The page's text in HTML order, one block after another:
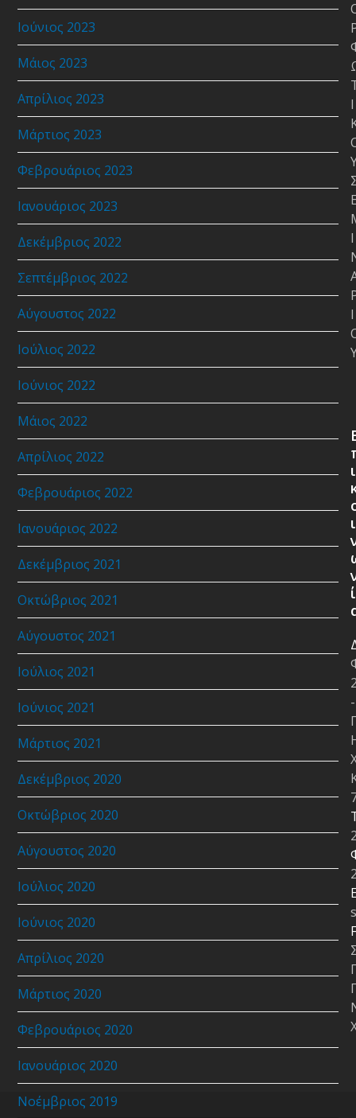
Ιούνιος 2023
Μάιος 2023
Απρίλιος 2023
Μάρτιος 2023
Φεβρουάριος 2023
Ιανουάριος 2023
Δεκέμβριος 2022
Σεπτέμβριος 2022
Αύγουστος 2022
Ιούλιος 2022
Ιούνιος 2022
Μάιος 2022
Απρίλιος 2022
Φεβρουάριος 2022
Ιανουάριος 2022
Δεκέμβριος 2021
Οκτώβριος 2021
Αύγουστος 2021
Ιούλιος 2021
Ιούνιος 2021
Μάρτιος 2021
Δεκέμβριος 2020
Οκτώβριος 2020
Αύγουστος 2020
Ιούλιος 2020
Ιούνιος 2020
Απρίλιος 2020
Μάρτιος 2020
Φεβρουάριος 2020
Ιανουάριος 2020
Νοέμβριος 2019
Ι
Ι
Ι
ι
ι
ί
-